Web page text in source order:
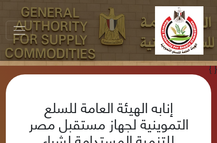
{
}
إنابه الهيئة العامة للسلع
التموينية لجهاز مستقبل مصر